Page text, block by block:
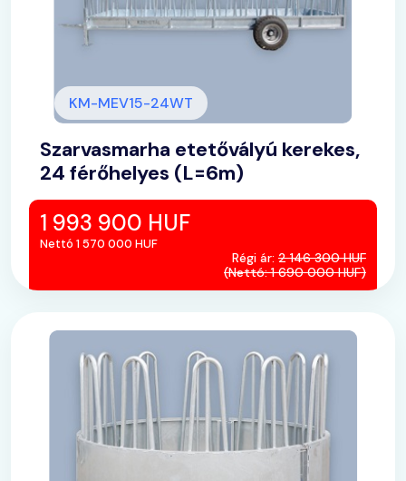
KM-MEV15-24WT
Szarvasmarha etetővályú kerekes,
24 férőhelyes (L=6m)
1 993 900 HUF
Nettó 1 570 000 HUF
Régi ár: 2 146 300 HUF
(Nettó: 1 690 000 HUF)